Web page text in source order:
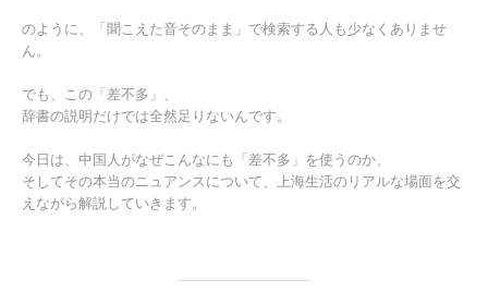
のように、「聞こえた音そのまま」で検索する人も少なくありませ
ん。
でも、この「差不多」、
辞書の説明だけでは全然足りないんです。
今日は、中国人がなぜこんなにも「差不多」を使うのか、
そしてその本当のニュアンスについて、上海生活のリアルな場面を交
えながら解説していきます。